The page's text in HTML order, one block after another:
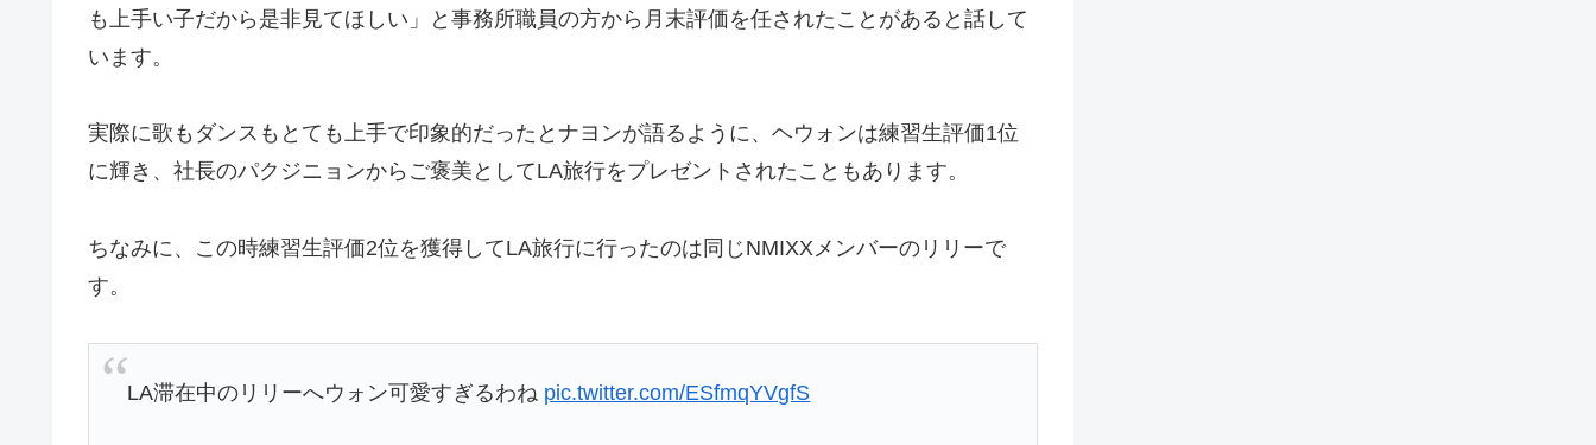
も上手い子だから是非見てほしい」と事務所職員の方から月末評価を任されたことがあると話して
います。
実際に歌もダンスもとても上手で印象的だったとナヨンが語るように、ヘウォンは練習生評価1位
に輝き、社長のパクジニョンからご褒美としてLA旅行をプレゼントされたこともあります。
ちなみに、この時練習生評価2位を獲得してLA旅行に行ったのは同じNMIXXメンバーのリリーで
す。
LA滞在中のリリーへウォン可愛すぎるわね pic.twitter.com/ESfmqYVgfS